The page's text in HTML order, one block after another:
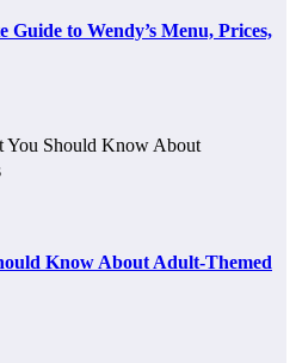
to Wendy’s Menu, Prices,
Know About Adult-Themed